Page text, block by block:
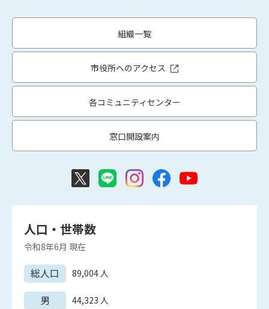
組織一覧
市役所へのアクセス
各コミュニティセンター
窓口開設案内
人口・世帯数
令和8年6月 現在
総人口 89,004人
男 44,323 人